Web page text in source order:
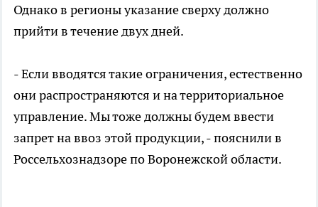
Однако в регионы указание сверху должно
прийти в течение двух дней.
- Если вводятся такие ограничения, естественно
они распространяются и на территориальное
управление. Мы тоже должны будем ввести
запрет на ввоз этой продукции, - пояснили в
Россельхознадзоре по Воронежской области.